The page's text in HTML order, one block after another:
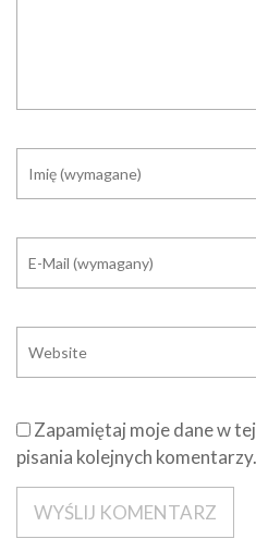
Zapamiętaj moje dane w
pisania kolejnych komentarzy.